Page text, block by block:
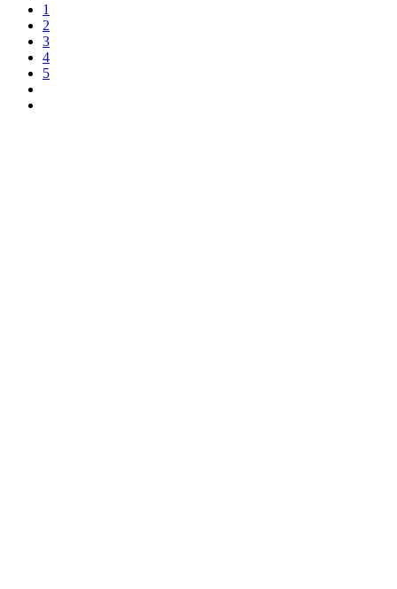
1
2
3
4
5